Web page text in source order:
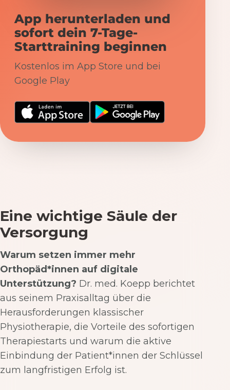
App herunterladen und
sofort dein 7-Tage-
Starttraining beginnen
Kostenlos im App Store und bei
Google Play
Eine wichtige Säule der
Versorgung
Warum setzen immer mehr
Orthopäd*innen auf digitale
Unterstützung? Dr. med. Koepp berichtet
aus seinem Praxisalltag über die
Herausforderungen klassischer
Physiotherapie, die Vorteile des sofortigen
Therapiestarts und warum die aktive
Einbindung der Patient*innen der Schlüssel
zum langfristigen Erfolg ist.